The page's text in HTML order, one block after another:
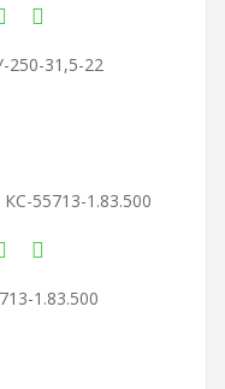
250-31,5-22
1.83.500